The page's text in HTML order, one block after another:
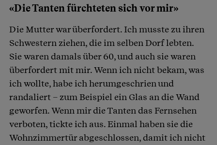
«Die Tanten fürchteten sich vor mir»
Die Mutter war überfordert. Ich musste zu ihren
Schwestern ziehen, die im selben Dorf lebten.
Sie waren damals über 60, und auch sie waren
überfordert mit mir. Wenn ich nicht bekam, was
ich wollte, habe ich herumgeschrien und
randaliert – zum Beispiel ein Glas an die Wand
geworfen. Wenn mir die Tanten das Fernsehen
verboten, tickte ich aus. Einmal haben sie die
Wohnzimmertür abgeschlossen, damit ich nicht